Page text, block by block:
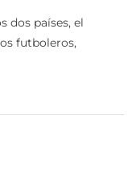
dos países, el
futboleros,